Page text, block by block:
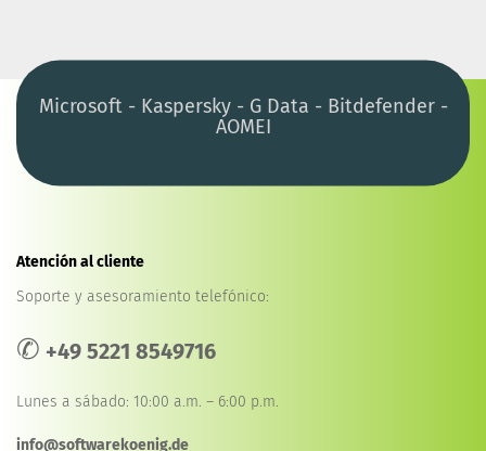
Microsoft - Kaspersky - G Data - Bitdefender -
AOMEI
Atención al cliente
Soporte y asesoramiento telefónico:
✆ +49 5221 8549716
Lunes a sábado: 10:00 a.m. – 6:00 p.m.
info@softwarekoenig.de